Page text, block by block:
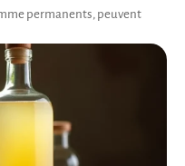
permanents, peuvent